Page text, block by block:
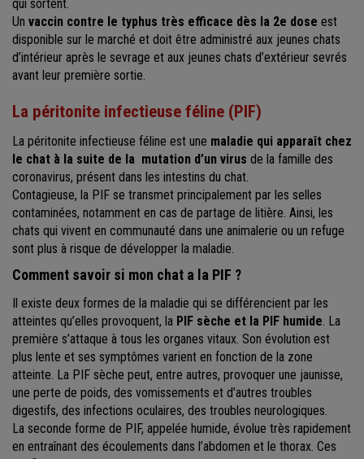
qui sortent.
Un vaccin contre le typhus très efficace dès la 2e dose est
disponible sur le marché et doit être administré aux jeunes chats
d’intérieur après le sevrage et aux jeunes chats d’extérieur sevrés
avant leur première sortie.
La péritonite infectieuse féline (PIF)
La péritonite infectieuse féline est une maladie qui apparaît chez
le chat à la suite de la mutation d’un virus de la famille des
coronavirus, présent dans les intestins du chat.
Contagieuse, la PIF se transmet principalement par les selles
contaminées, notamment en cas de partage de litière. Ainsi, les
chats qui vivent en communauté dans une animalerie ou un refuge
sont plus à risque de développer la maladie.
Comment savoir si mon chat a la PIF ?
Il existe deux formes de la maladie qui se différencient par les
atteintes qu’elles provoquent, la PIF sèche et la PIF humide. La
première s’attaque à tous les organes vitaux. Son évolution est
plus lente et ses symptômes varient en fonction de la zone
atteinte. La PIF sèche peut, entre autres, provoquer une jaunisse,
une perte de poids, des vomissements et d’autres troubles
digestifs, des infections oculaires, des troubles neurologiques.
La seconde forme de PIF, appelée humide, évolue très rapidement
en entraînant des écoulements dans l’abdomen et le thorax. Ces